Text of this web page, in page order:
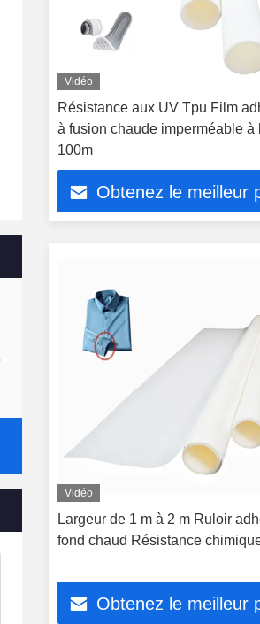
Vidéo
Résistance aux UV Tpu Film
à fusion chaude imperméable à
100m
Obtenez le meilleur
Vidéo
Largeur de 1 m à 2 m Ruloir
fond chaud Résistance
Obtenez le meilleur